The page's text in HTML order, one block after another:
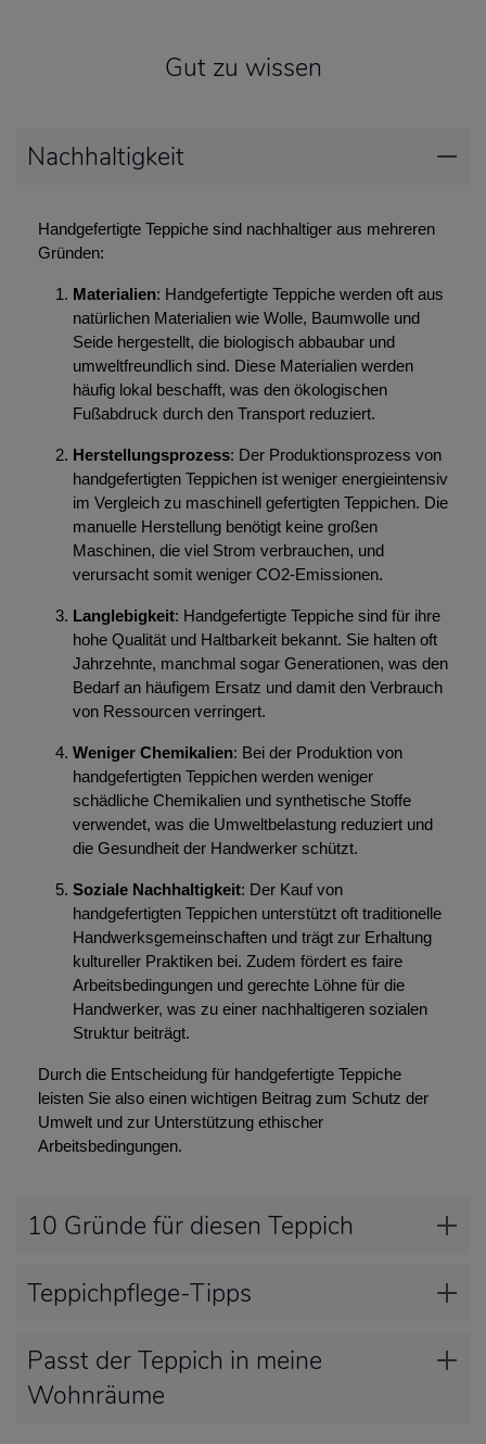
Gut zu wissen
Nachhaltigkeit
Handgefertigte Teppiche sind nachhaltiger aus mehreren
Gründen:
Materialien: Handgefertigte Teppiche werden oft aus
natürlichen Materialien wie Wolle, Baumwolle und
Seide hergestellt, die biologisch abbaubar und
umweltfreundlich sind. Diese Materialien werden
häufig lokal beschafft, was den ökologischen
Fußabdruck durch den Transport reduziert.
Herstellungsprozess: Der Produktionsprozess von
handgefertigten Teppichen ist weniger energieintensiv
im Vergleich zu maschinell gefertigten Teppichen. Die
manuelle Herstellung benötigt keine großen
Maschinen, die viel Strom verbrauchen, und
verursacht somit weniger CO2-Emissionen.
Langlebigkeit: Handgefertigte Teppiche sind für ihre
hohe Qualität und Haltbarkeit bekannt. Sie halten oft
Jahrzehnte, manchmal sogar Generationen, was den
Bedarf an häufigem Ersatz und damit den Verbrauch
von Ressourcen verringert.
Weniger Chemikalien: Bei der Produktion von
handgefertigten Teppichen werden weniger
schädliche Chemikalien und synthetische Stoffe
verwendet, was die Umweltbelastung reduziert und
die Gesundheit der Handwerker schützt.
Soziale Nachhaltigkeit: Der Kauf von
handgefertigten Teppichen unterstützt oft traditionelle
Handwerksgemeinschaften und trägt zur Erhaltung
kultureller Praktiken bei. Zudem fördert es faire
Arbeitsbedingungen und gerechte Löhne für die
Handwerker, was zu einer nachhaltigeren sozialen
Struktur beiträgt.
Durch die Entscheidung für handgefertigte Teppiche
leisten Sie also einen wichtigen Beitrag zum Schutz der
Umwelt und zur Unterstützung ethischer
Arbeitsbedingungen.
10 Gründe für diesen Teppich
Teppichpflege-Tipps
Passt der Teppich in meine
Wohnräume